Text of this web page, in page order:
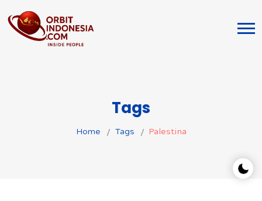
Tags
Home Tags Palestina